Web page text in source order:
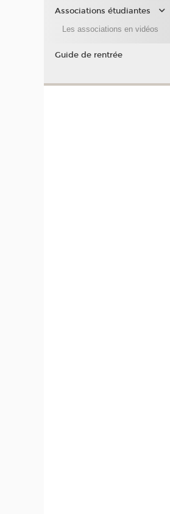
Associations étudiantes
Les associations en vidéos
Guide de rentrée